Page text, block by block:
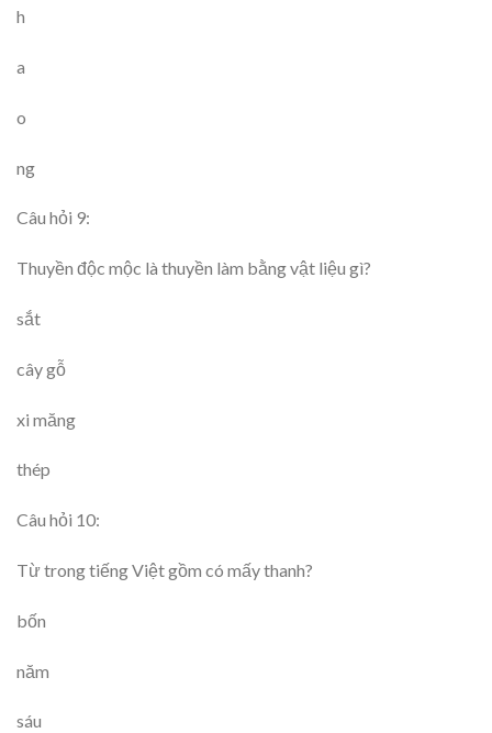
h
a
o
ng
Câu hỏi 9:
Thuyền độc mộc là thuyền làm bằng vật liệu gì?
sắt
cây gỗ
xi măng
thép
Câu hỏi 10:
Từ trong tiếng Việt gồm có mấy thanh?
bốn
năm
sáu